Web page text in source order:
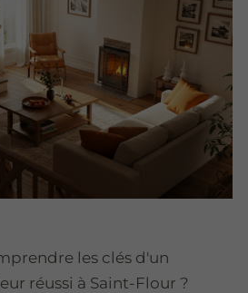
les clés d'un
réussi à Saint-Flour ?